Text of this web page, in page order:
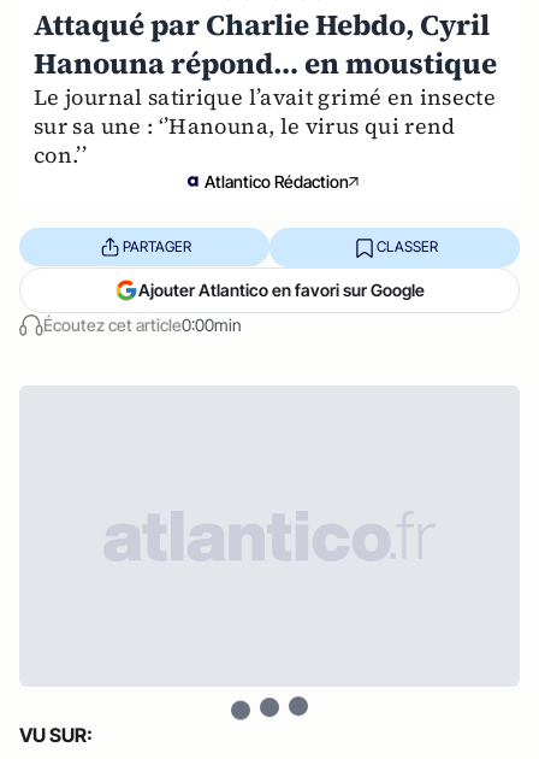
Attaqué par Charlie Hebdo, Cyril
Hanouna répond… en moustique
Le journal satirique l’avait grimé en insecte
sur sa une : ‘’Hanouna, le virus qui rend
con.’’
Atlantico Rédaction
Écoutez cet article0:00min
PARTAGER CLASSER
Ajouter Atlantico en favori sur Google
VU SUR: